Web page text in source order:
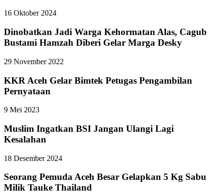
16 Oktober 2024
Dinobatkan Jadi Warga Kehormatan Alas, Cagub
Bustami Hamzah Diberi Gelar Marga Desky
29 November 2022
KKR Aceh Gelar Bimtek Petugas Pengambilan
Pernyataan
9 Mei 2023
Muslim Ingatkan BSI Jangan Ulangi Lagi
Kesalahan
18 Desember 2024
Seorang Pemuda Aceh Besar Gelapkan 5 Kg Sabu
Milik Tauke Thailand